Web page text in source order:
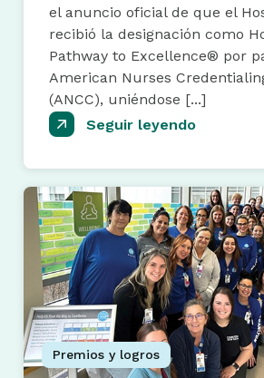
el anuncio oficial de que el
recibió la designación como
Pathway to Excellence® por
American Nurses
(ANCC), uniéndose [...]
Seguir leyendo
Premios y logros